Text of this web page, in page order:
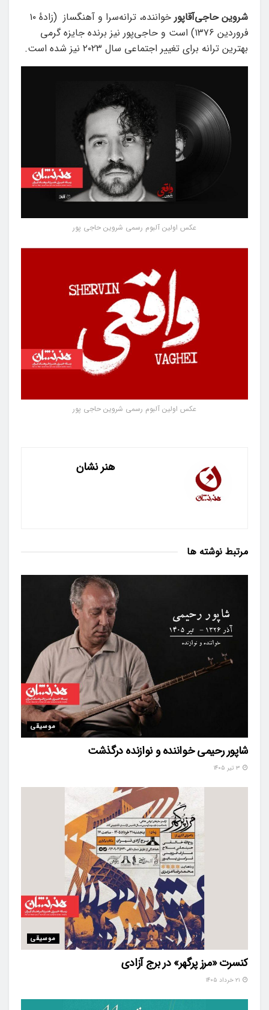
شروین حاجی‌آقاپور
خواننده، ترانه‌سرا و آهنگساز (زادهٔ ۱۰
فروردین ۱۳۷۶) است و حاجی‌پور نیز برنده جایزه گرمی
بهترین ترانه برای تغییر اجتماعی سال ۲۰۲۳ نیز شده است.
عکس اولین آلبوم رسمی شروین حاجی‌ پور
عکس اولین آلبوم رسمی شروین حاجی‌ پور
هنر نشان
مرتبط نوشته ها
موسیقی
شاپور رحیمی خواننده و نوازنده درگذشت
موسیقی
کنسرت «مرز پرگهر» در برج آزادی